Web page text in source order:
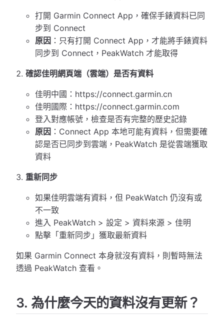
打開 Garmin Connect App，確保手錶資料已同
步到 Connect
原因 ：只有打開 Connect App，才能將手錶資料
同步到 Connect，PeakWatch 才能取得
確認佳明網頁端（雲端）是否有資料
佳明中國：https://connect.garmin.cn
佳明國際：https://connect.garmin.com
登入對應帳號，檢查是否有完整的歷史記錄
原因 ：Connect App 本地可能有資料，但需要確
認是否已同步到雲端，PeakWatch 是從雲端獲取
資料
重新同步
如果佳明雲端有資料，但 PeakWatch 仍沒有或
不一致
進入 PeakWatch > 設定 > 資料來源 > 佳明
點擊「重新同步」獲取最新資料
如果 Garmin Connect 本身就沒有資料，則暫時無法
透過 PeakWatch 查看。
3. 為什麼今天的資料沒有更新？